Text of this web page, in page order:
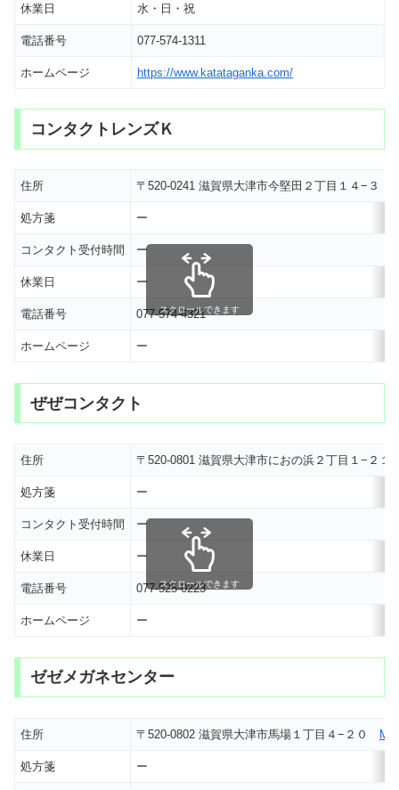
休業日 水・日・祝
電話番号 077-574-1311
ホームページ https://www.katataganka.com/
コンタクトレンズＫ
住所 〒520-0241 滋賀県大津市今堅田２丁目１４−３
処方箋 ー
コンタクト受付時間 ー
休業日 ー
電話番号 077-574-4321
ホームページ ー
スクロールできます
ぜぜコンタクト
住所 〒520-0801 滋賀県大津市におの浜２丁目１−２
処方箋 ー
コンタクト受付時間 ー
休業日 ー
電話番号 077-525-0223
ホームページ ー
スクロールできます
ゼゼメガネセンター
住所 〒520-0802 滋賀県大津市馬場１丁目４−２０
処方箋 ー